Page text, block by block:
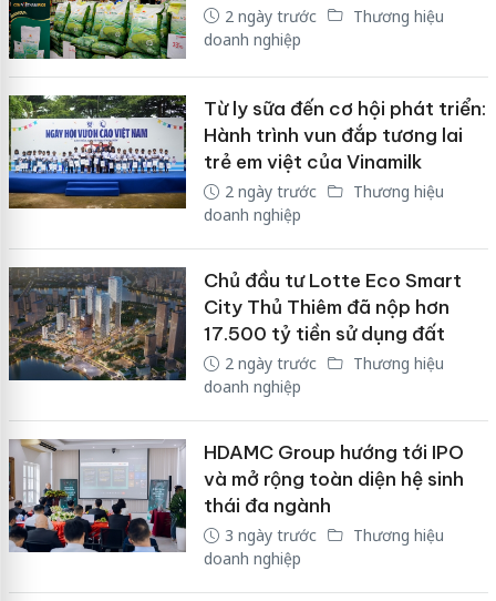
2 ngày trước
Thương hiệu
doanh nghiệp
Từ ly sữa đến cơ hội phát triển:
Hành trình vun đắp tương lai
trẻ em việt của Vinamilk
2 ngày trước
Thương hiệu
doanh nghiệp
Chủ đầu tư Lotte Eco Smart
City Thủ Thiêm đã nộp hơn
17.500 tỷ tiền sử dụng đất
2 ngày trước
Thương hiệu
doanh nghiệp
HDAMC Group hướng tới IPO
và mở rộng toàn diện hệ sinh
thái đa ngành
3 ngày trước
Thương hiệu
doanh nghiệp